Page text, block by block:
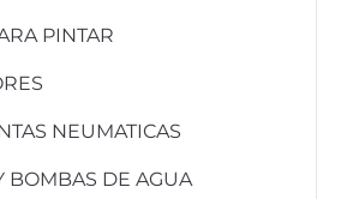
PINTAR
NEUMATICAS
BOMBAS DE AGUA